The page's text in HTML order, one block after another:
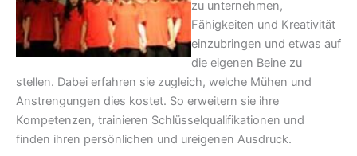
zu unternehmen,
Fähigkeiten und Kreativität
einzubringen und etwas auf
die eigenen Beine zu
stellen. Dabei erfahren sie zugleich, welche Mühen und
Anstrengungen dies kostet. So erweitern sie ihre
Kompetenzen, trainieren Schlüsselqualifikationen und
finden ihren persönlichen und ureigenen Ausdruck.